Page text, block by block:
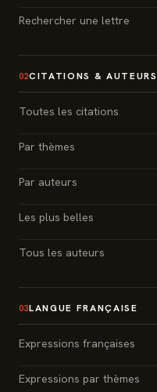
Rechercher une lettre
02CITATIONS & AUTEURS
Toutes les citations
Par thèmes
Par auteurs
Les plus belles
Tous les auteurs
03LANGUE FRANÇAISE
Expressions françaises
Expressions par thèmes